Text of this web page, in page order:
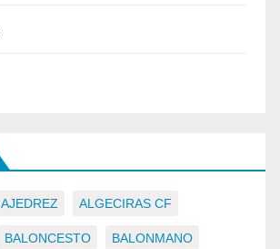
AJEDREZ ALGECIRAS CF
BALONCESTO BALONMANO